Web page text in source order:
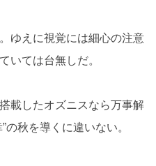
ゆえに視覚には細心の注意
いては台無しだ。
載したオズニスなら万事解
の秋を導くに違いない。